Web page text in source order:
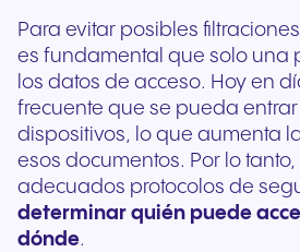
Para evitar posibles
es fundamental que solo una
los datos de acceso. Hoy en
frecuente que se pueda
dispositivos, lo que aumenta
esos documentos. Por lo
adecuados protocolos de
determinar quién puede
dónde.